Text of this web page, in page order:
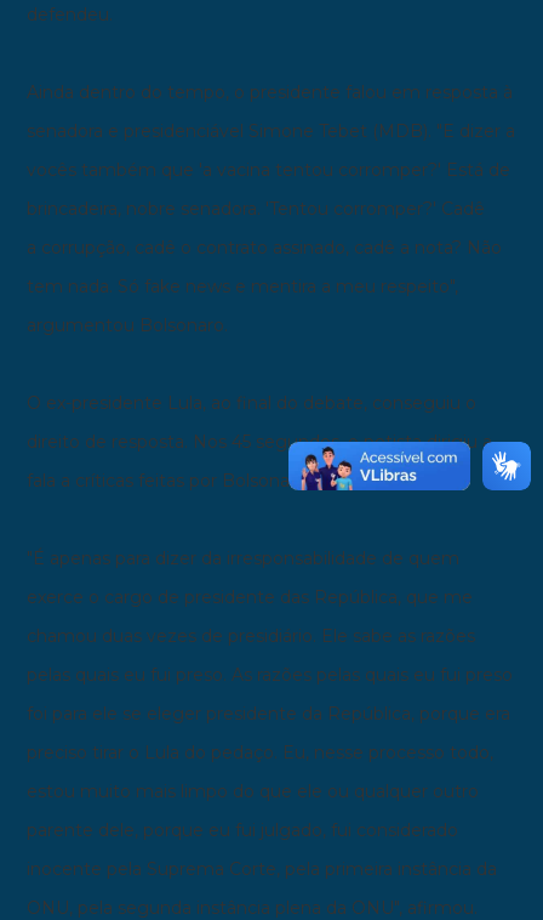
defendeu.
Ainda dentro do tempo, o presidente falou em resposta à
senadora e presidenciável Simone Tebet (MDB). "E dizer a
vocês também que 'a vacina tentou corromper?' Está de
brincadeira, nobre senadora. 'Tentou corromper?' Cadê
a corrupção, cadê o contrato assinado, cadê a nota? Não
tem nada. Só fake news e mentira a meu respeito",
argumentou Bolsonaro.
O ex-presidente Lula, ao final do debate, conseguiu o
direito de resposta. Nos 45 segundos, o petista dirigiu a
fala a críticas feitas por Bolsonaro.
"É apenas para dizer da irresponsabilidade de quem
exerce o cargo de presidente das República, que me
chamou duas vezes de presidiário. Ele sabe as razões
pelas quais eu fui preso. As razões pelas quais eu fui preso
foi para ele se eleger presidente da República, porque era
preciso tirar o Lula do pedaço. Eu, nesse processo todo,
estou muito mais limpo do que ele ou qualquer outro
parente dele, porque eu fui julgado, fui considerado
inocente pela Suprema Corte, pela primeira instância da
ONU, pela segunda instância plena da ONU", afirmou.